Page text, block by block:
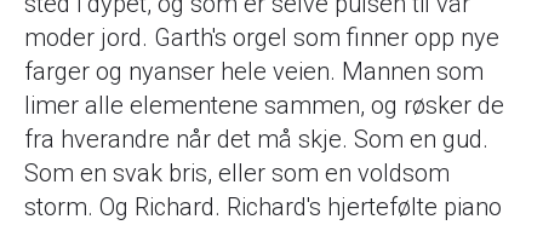
moder jord. Garth's orgel som finner opp nye
farger og nyanser hele veien. Mannen som
limer alle elementene sammen, og røsker de
fra hverandre når det må skje. Som en gud.
Som en svak bris, eller som en voldsom
storm. Og Richard. Richard's hjertefølte piano